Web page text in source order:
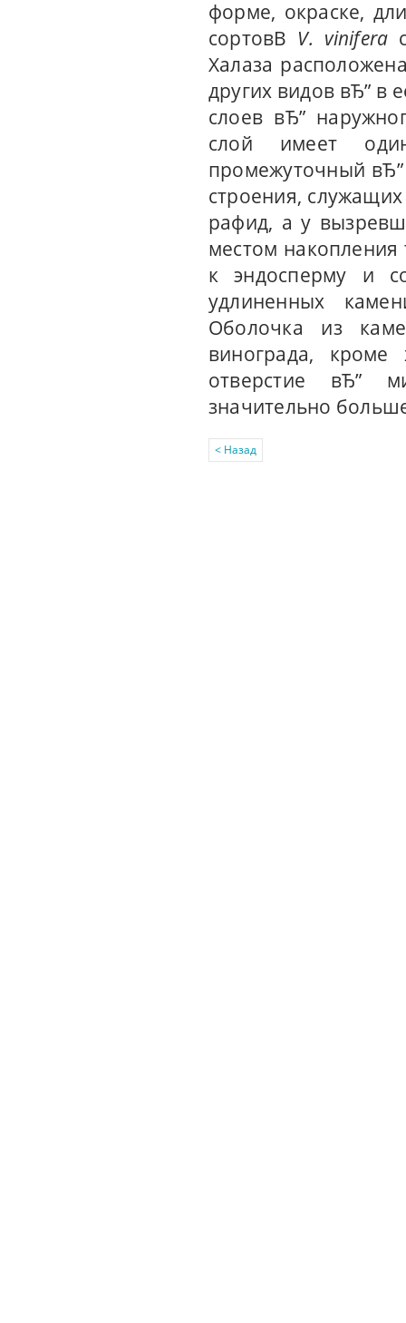
форме, окраске,
сортовВ V. vinifera
Халаза
других видов вЂ” в
слоев вЂ”
слой имеет
промежуточный
строения,
рафид, а у
местом
к эндосперму и
удлиненных
Оболочка из
винограда,
отверстие вЂ”
значительно
< Назад